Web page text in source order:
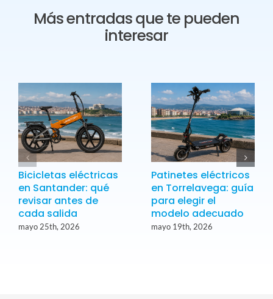
Más entradas que te pueden
interesar
Bicicletas eléctricas
en Santander: qué
revisar antes de
cada salida
mayo 25th, 2026
Patinetes eléctricos
en Torrelavega: guía
para elegir el
modelo adecuado
mayo 19th, 2026